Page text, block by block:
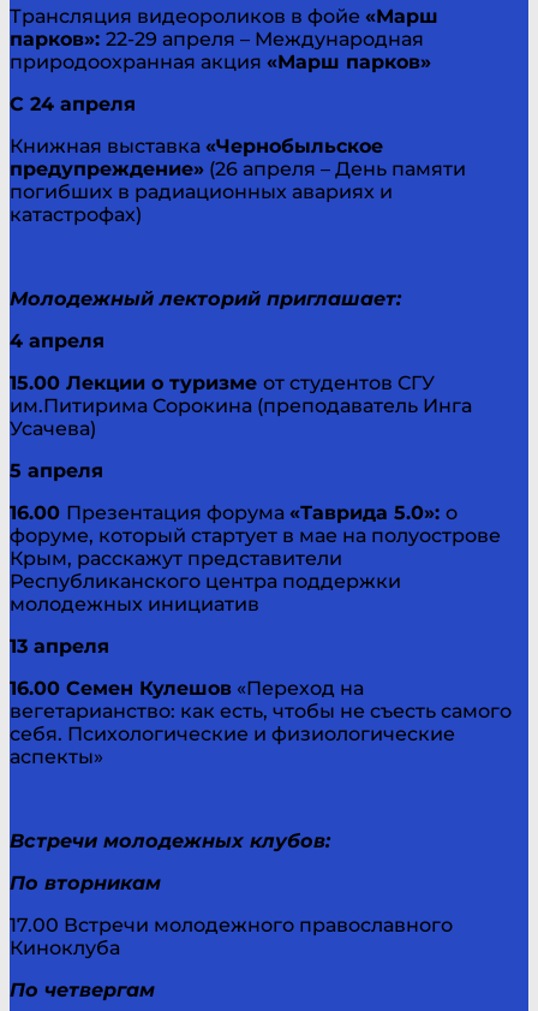
Трансляция видеороликов в фойе «Марш
парков»: 22-29 апреля – Международная
природоохранная акция «Марш парков»
С 24 апреля
Книжная выставка «Чернобыльское
предупреждение» (26 апреля – День памяти
погибших в радиационных авариях и
катастрофах)
Молодежный лекторий приглашает:
4 апреля
15.00 Лекции о туризме от студентов СГУ
им.Питирима Сорокина (преподаватель Инга
Усачева)
5 апреля
16.00 Презентация форума «Таврида 5.0»: о
форуме, который стартует в мае на полуострове
Крым, расскажут представители
Республиканского центра поддержки
молодежных инициатив
13 апреля
16.00 Семен Кулешов «Переход на
вегетарианство: как есть, чтобы не съесть самого
себя. Психологические и физиологические
аспекты»
Встречи молодежных клубов:
По вторникам
17.00 Встречи молодежного православного
Киноклуба
По четвергам